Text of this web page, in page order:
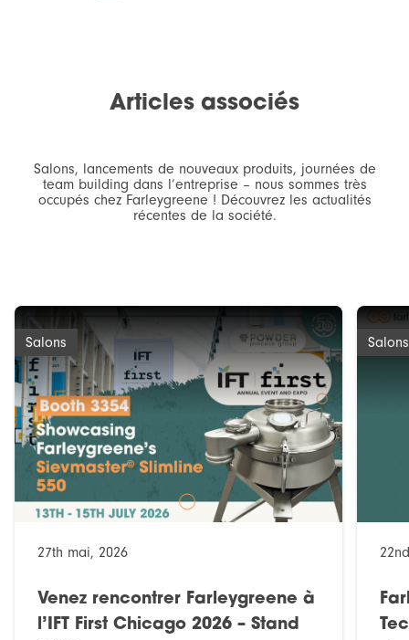
Articles associés
Salons, lancements de nouveaux produits, journées de
team building dans l’entreprise – nous sommes très
occupés chez Farleygreene ! Découvrez les actualités
récentes de la société.
Salons
27th mai, 2026
Venez rencontrer Farleygreene à
l’IFT First Chicago 2026 – Stand
Salons